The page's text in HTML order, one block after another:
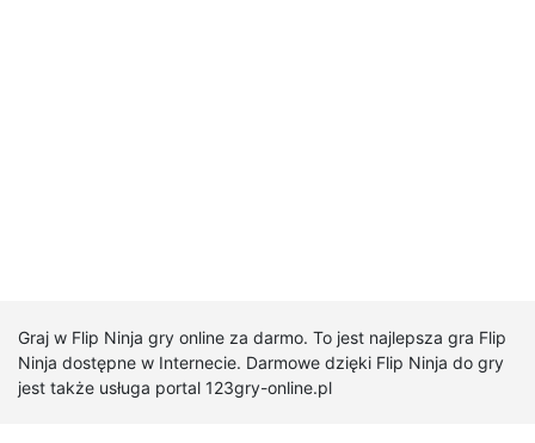
Graj w Flip Ninja gry online za darmo. To jest najlepsza gra Flip
Ninja dostępne w Internecie. Darmowe dzięki Flip Ninja do gry
jest także usługa portal 123gry-online.pl